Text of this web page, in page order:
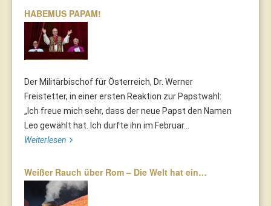
HABEMUS PAPAM!
Der Militärbischof für Österreich, Dr. Werner
Freistetter, in einer ersten Reaktion zur Papstwahl:
„Ich freue mich sehr, dass der neue Papst den Namen
Leo gewählt hat. Ich durfte ihn im Februar...
Weiterlesen
Weißer Rauch über Rom – Die Welt hat ein…